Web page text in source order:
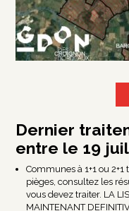
Dernier
entre le 19
Communes à 1+1 ou
pièges, consultez les
vous devez traiter. LA
MAINTENANT